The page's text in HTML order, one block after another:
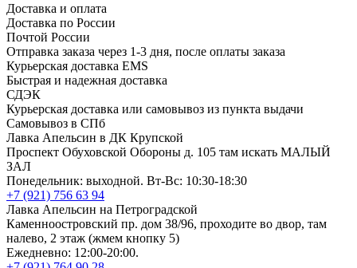
Доставка и оплата
Доставка по России
Почтой России
Отправка заказа через 1-3 дня, после оплаты заказа
Курьерская доставка EMS
Быстрая и надежная доставка
СДЭК
Курьерская доставка или самовывоз из пункта выдачи
Самовывоз в СПб
Лавка Апельсин в ДК Крупской
Проспект Обуховской Обороны д. 105 там искать МАЛЫЙ
ЗАЛ
Понедельник: выходной. Вт-Вс: 10:30-18:30
+7 (921) 756 63 94
Лавка Апельсин на Петроградской
Каменноостровский пр. дом 38/96, проходите во двор, там
налево, 2 этаж (жмем кнопку 5)
Ежедневно: 12:00-20:00.